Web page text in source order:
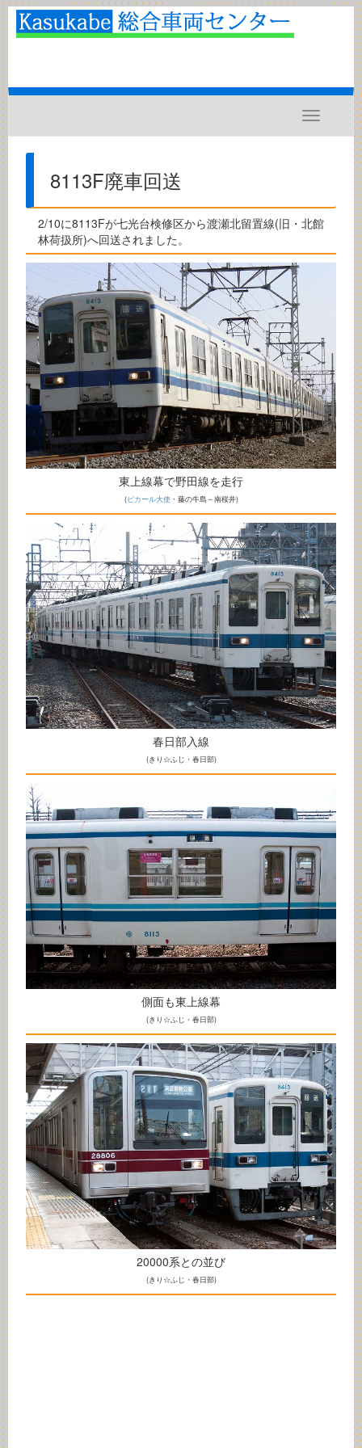
Toggle
navigation
8113F廃車回送
2/10に8113Fが七光台検修区から渡瀬北留置線(旧・北館
林荷扱所)へ回送されました。
東上線幕で野田線を走行
(ピカール大使・藤の牛島～南桜井)
春日部入線
(きり☆ふじ・春日部)
側面も東上線幕
(きり☆ふじ・春日部)
20000系との並び
(きり☆ふじ・春日部)